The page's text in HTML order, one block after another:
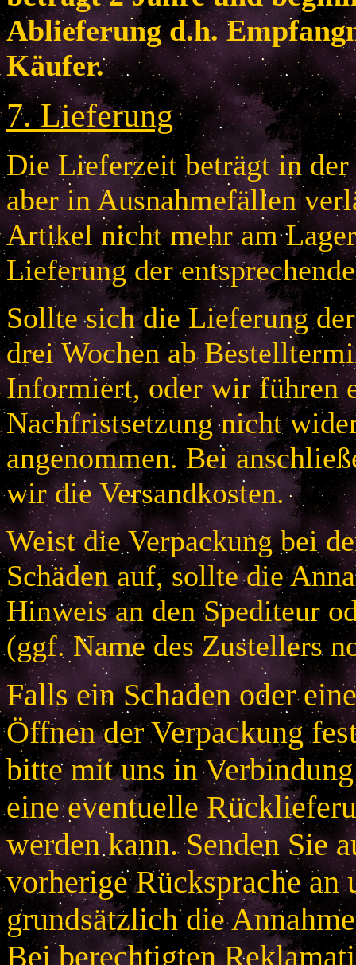
Ablieferung d.h.
Käufer.
7.Lieferung
Die Lieferzeit beträgt in der
aber in Ausnahmefällen
Artikel nicht mehr am
Lieferung der
Sollte sich die Lieferung
drei Wochen ab
Informiert, oder wir führen
Nachfristsetzung nicht
angenommen. Bei
wir die Versandkosten.
Weist die Verpackung bei
Schäden auf, sollte die
Hinweis an den Spediteur
(ggf. Name des Zustellers
Falls ein Schaden oder
Öffnen der Verpackung
bitte mit uns in
eine eventuelle
werden kann. Senden Sie
vorherige Rücksprache
grundsätzlich die
Bei berechtigten